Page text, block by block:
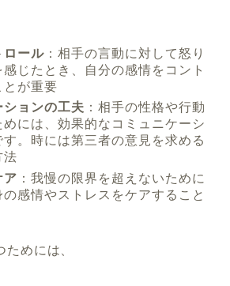
ロール ：相手の言動に対して怒り
じたとき、自分の感情をコント
とが重要
ションの工夫 ：相手の性格や行動
めには、効果的なコミュニケーシ
す。時には第三者の意見を求める
法
ア ：我慢の限界を超えないために
感情やストレスをケアすること
めには、